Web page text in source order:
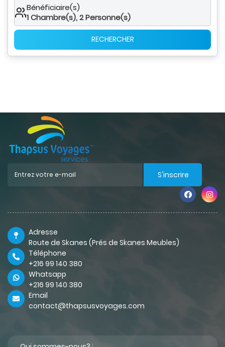
Bénéficiaire(s)
1Chambre(s),2Personne(s)
RECHERCHER
S'inscrire
Adresse
Route de Skanes (Prés de Skanes Meubles)
Téléphone
+216 99 140 380
Whatsapp
+216 99 140 380
Email
contact@thapsusvoyages.com